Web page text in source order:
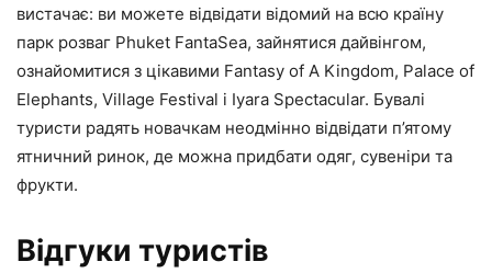
вистачає: ви можете відвідати відомий на всю країну
парк розваг Phuket FantaSea, зайнятися дайвінгом,
ознайомитися з цікавими Fantasy of A Kingdom, Palace of
Elephants, Village Festival і Iyara Spectacular. Бувалі
туристи радять новачкам неодмінно відвідати п’ятому
ятничний ринок, де можна придбати одяг, сувеніри та
фрукти.
Відгуки туристів